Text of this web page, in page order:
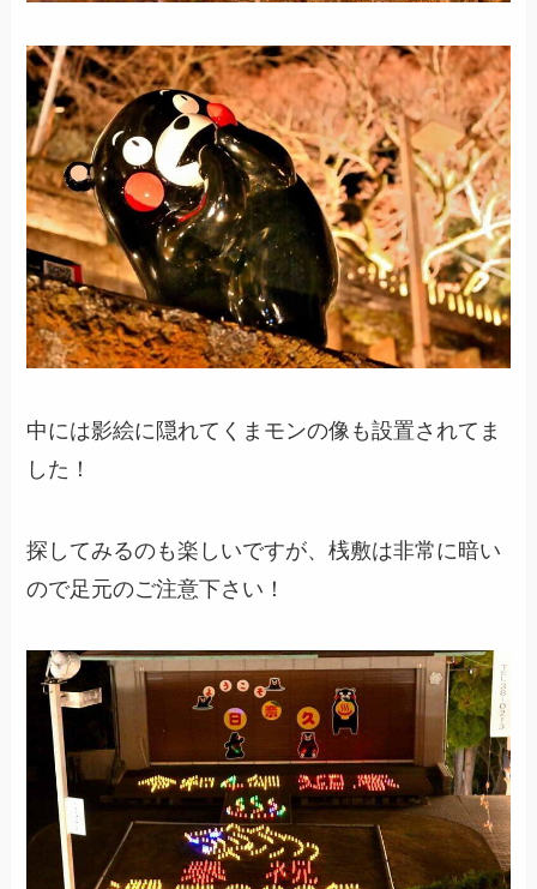
中には影絵に隠れてくまモンの像も設置されてま
した！
探してみるのも楽しいですが、桟敷は非常に暗い
ので足元のご注意下さい！